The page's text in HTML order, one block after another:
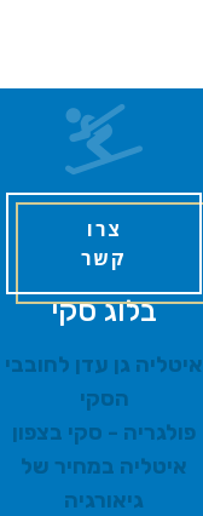
צרו
קשר
בלוג סקי
איטליה גן עדן לחובבי
הסקי
פולגריה - סקי בצפון
איטליה במחיר של
גיאורגיה